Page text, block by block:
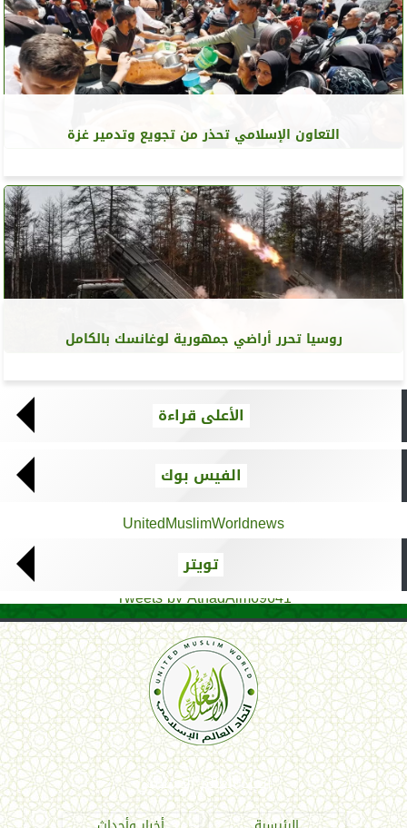
التعاون الإسلامي تحذر من تجويع وتدمير غزة
روسيا تحرر أراضي جمهورية لوغانسك بالكامل
الأعلى قراءة
الفيس بوك
UnitedMuslimWorldnews
تويتر
Tweets by AthadAlm69641
اتحاد العالم الإسلامي